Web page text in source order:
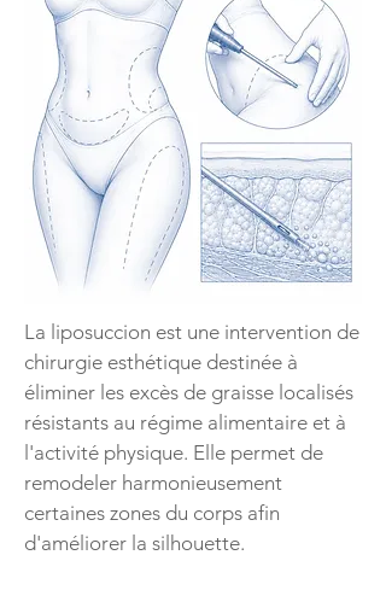
La liposuccion est une intervention de
chirurgie esthétique destinée à
éliminer les excès de graisse localisés
résistants au régime alimentaire et à
l'activité physique. Elle permet de
remodeler harmonieusement
certaines zones du corps afin
d'améliorer la silhouette.